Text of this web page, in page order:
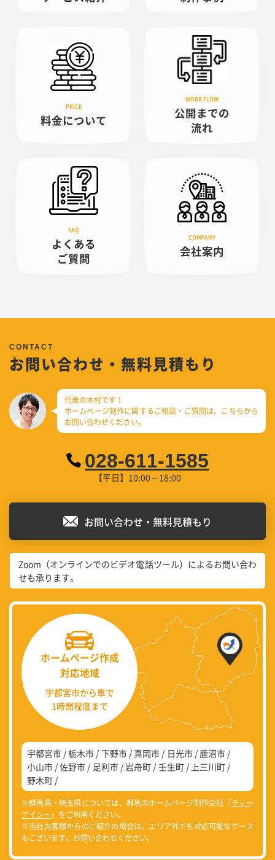
料金について
公開までの
流れ
よくある
ご質問
会社案内
お問い合わせ・無料見積もり
代表の木村です！
ホームページ制作に関するご相談・ご質問は、 こちらから
お問い合わせください。
028-611-1585
【平日】10:00～18:00
お問い合わせ・無料見積もり
Zoom（オンラインでのビデオ電話ツール）によるお問い合わ
せも承ります。
ホームページ作成
対応地域
宇都宮市から車で
1時間程度まで
宇都宮市 栃木市 下野市 真岡市 日光市
鹿沼市
小山市 佐野市 足利市 岩舟町 壬生町
上三川町
野木町
※群馬県・埼玉県については、群馬のホームページ制作会社『ディー
アイシー』をご利用ください。
※当社お客様からのご紹介の場合は、エリア外でも対応可能なケース
もございます。お問い合わせください。